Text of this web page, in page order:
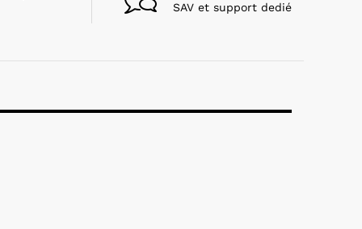
SAV et support dedié